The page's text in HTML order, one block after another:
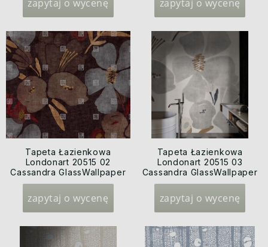
zapytaj o wycenę zapytaj o wycenę
Tapeta Łazienkowa
Londonart 20515 02
Cassandra GlassWallpaper
2020
zapytaj o wycenę
Tapeta Łazienkowa
Londonart 20515 03
Cassandra GlassWallpaper
2020
zapytaj o wycenę